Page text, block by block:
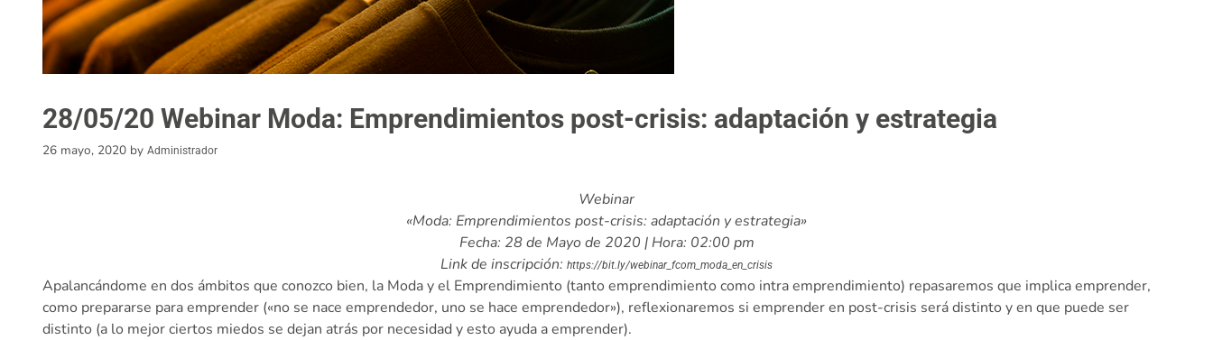
28/05/20 Webinar Moda: Emprendimientos post-crisis: adaptación y estrategia
26 mayo, 2020 by Administrador
Webinar
«Moda: Emprendimientos post-crisis: adaptación y estrategia»
Fecha: 28 de Mayo de 2020 | Hora: 02:00 pm
Link de inscripción: https://bit.ly/webinar_fcom_moda_en_crisis
Apalancándome en dos ámbitos que conozco bien, la Moda y el Emprendimiento (tanto emprendimiento como intra emprendimiento) repasaremos que implica emprender,
como prepararse para emprender («no se nace emprendedor, uno se hace emprendedor»), reflexionaremos si emprender en post-crisis será distinto y en que puede ser
distinto (a lo mejor ciertos miedos se dejan atrás por necesidad y esto ayuda a emprender).